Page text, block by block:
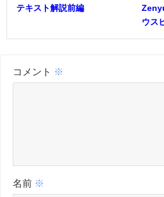
テキスト解説前編
ウス
コメント ※
名前 ※